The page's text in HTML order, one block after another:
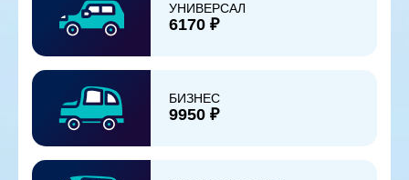
УНИВЕРСАЛ
6170 ₽
БИЗНЕС
9950 ₽